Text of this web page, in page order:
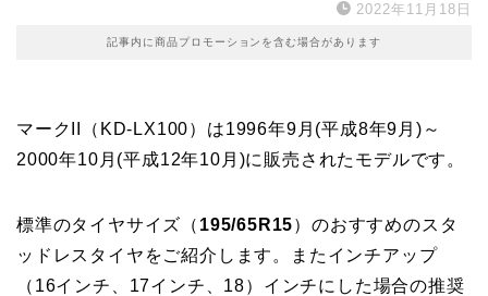
2022年11月18日
記事内に商品プロモーションを含む場合があります
マークII（KD-LX100）は1996年9月(平成8年9月)～
2000年10月(平成12年10月)に販売されたモデルです。
標準のタイヤサイズ（ 195/65R15）のおすすめのスタ
ッドレスタイヤをご紹介します。またインチアップ
（16インチ、17インチ、18）インチにした場合の推奨